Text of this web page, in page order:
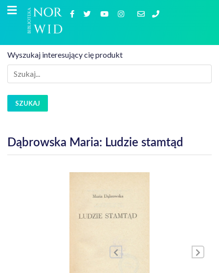
Wyszukaj interesujący cię produkt
SZUKAJ
Dąbrowska Maria: Ludzie stamtąd